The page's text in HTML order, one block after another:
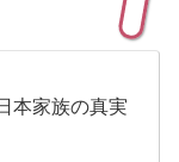
本家族の真実